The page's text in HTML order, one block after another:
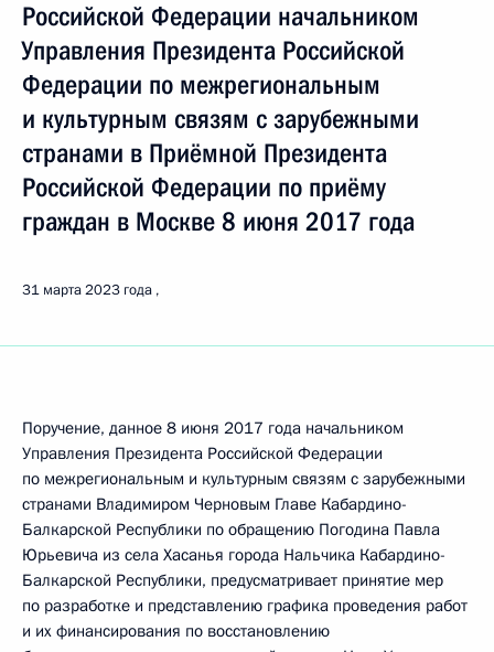
Российской Федерации начальником
Управления Президента Российской
Федерации по межрегиональным
и культурным связям с зарубежными
странами в Приёмной Президента
Российской Федерации по приёму
граждан в Москве 8 июня 2017 года
31 марта 2023 года
Поручение, данное 8 июня 2017 года начальником
Управления Президента Российской Федерации
по межрегиональным и культурным связям с зарубежными
странами Владимиром Черновым Главе Кабардино-
Балкарской Республики по обращению Погодина Павла
Юрьевича из села Хасанья города Нальчика Кабардино-
Балкарской Республики, предусматривает принятие мер
по разработке и представлению графика проведения работ
и их финансирования по восстановлению